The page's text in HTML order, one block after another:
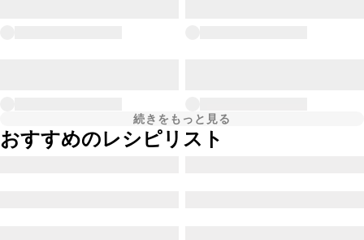
続きをもっと見る
おすすめのレシピリスト